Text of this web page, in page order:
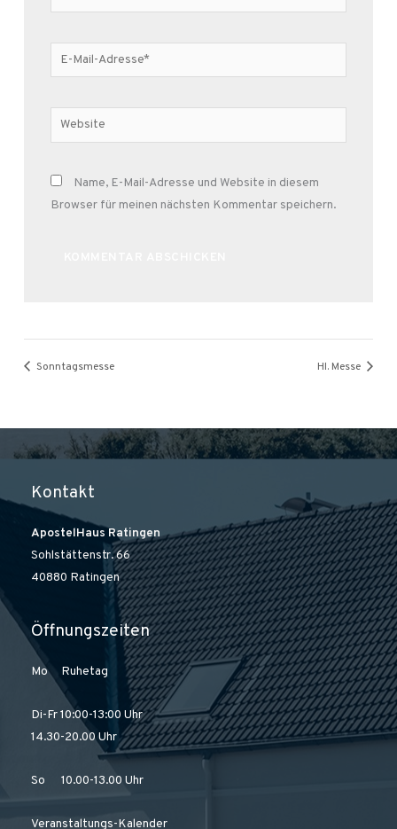
E-
Mail-
Website
Name, E-Mail-Adresse und Website in diesem
Browser für meinen nächsten Kommentar speichern.
Sonntagsmesse Hl. Messe
Kontakt
ApostelHaus Ratingen
Sohlstättenstr. 66
40880 Ratingen
Öffnungszeiten
Mo Ruhetag
Di-Fr 10:00-13:00 Uhr
14.30-20.00 Uhr
So 10.00-13.00 Uhr
Veranstaltungs-Kalender